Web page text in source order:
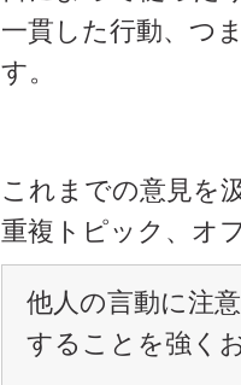
一貫した行動、つ
す。
これまでの意見を
重複トピック、オ
他人の言動に注
することを強く